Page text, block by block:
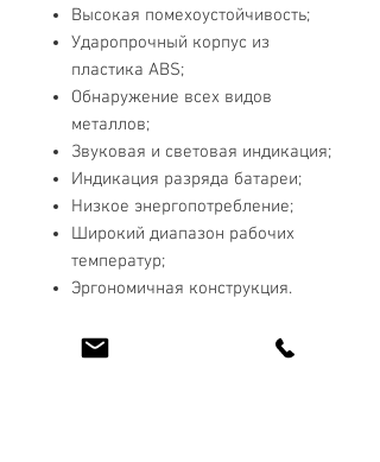
Высокая помехоустойчивость;
Ударопрочный корпус из
пластика ABS;
Обнаружение всех видов
металлов;
Звуковая и световая индикация;
Индикация разряда батареи;
Низкое энергопотребление;
Широкий диапазон рабочих
температур;
Эргономичная конструкция.
Технические характеристики